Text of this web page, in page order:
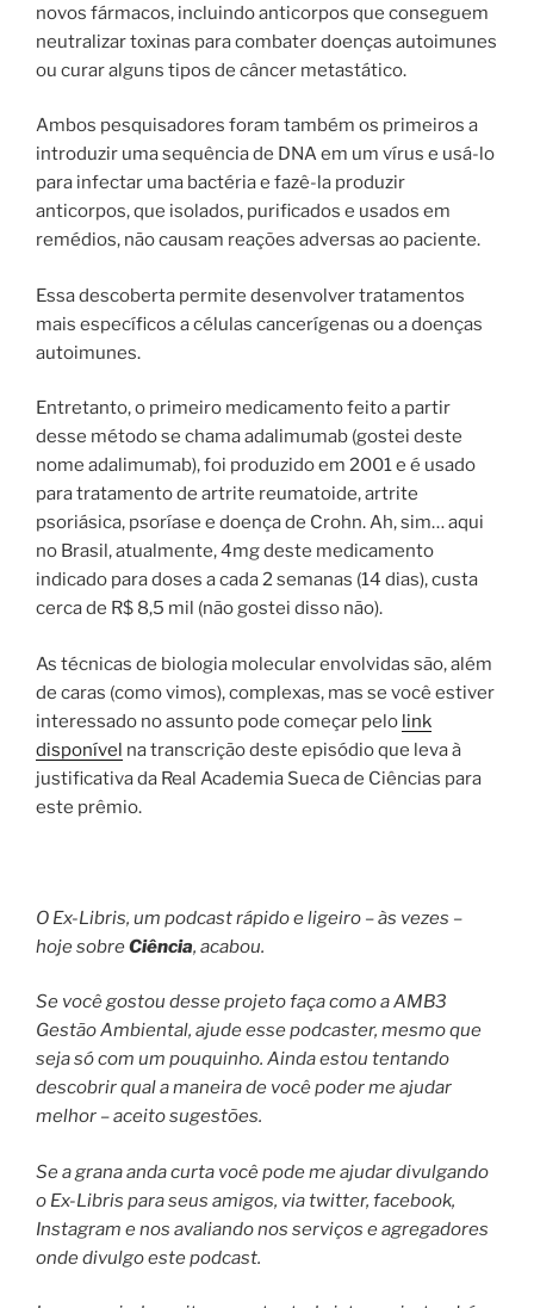
novos fármacos, incluindo anticorpos que conseguem
neutralizar toxinas para combater doenças autoimunes
ou curar alguns tipos de câncer metastático.
Ambos pesquisadores foram também os primeiros a
introduzir uma sequência de DNA em um vírus e usá-lo
para infectar uma bactéria e fazê-la produzir
anticorpos, que isolados, purificados e usados em
remédios, não causam reações adversas ao paciente.
Essa descoberta permite desenvolver tratamentos
mais específicos a células cancerígenas ou a doenças
autoimunes.
Entretanto, o primeiro medicamento feito a partir
desse método se chama adalimumab (gostei deste
nome adalimumab), foi produzido em 2001 e é usado
para tratamento de artrite reumatoide, artrite
psoriásica, psoríase e doença de Crohn. Ah, sim… aqui
no Brasil, atualmente, 4mg deste medicamento
indicado para doses a cada 2 semanas (14 dias), custa
cerca de R$ 8,5 mil (não gostei disso não).
As técnicas de biologia molecular envolvidas são, além
de caras (como vimos), complexas, mas se você estiver
interessado no assunto pode começar pelo link
disponível na transcrição deste episódio que leva à
justificativa da Real Academia Sueca de Ciências para
este prêmio.
O Ex-Libris, um podcast rápido e ligeiro – às vezes –
hoje sobreCiência, acabou.
Se você gostou desse projeto faça como a AMB3
Gestão Ambiental, ajude esse podcaster, mesmo que
seja só com um pouquinho. Ainda estou tentando
descobrir qual a maneira de você poder me ajudar
melhor – aceito sugestões.
Se a grana anda curta você pode me ajudar divulgando
o Ex-Libris para seus amigos, via twitter, facebook,
Instagram e nos avaliando nos serviços e agregadores
onde divulgo este podcast.